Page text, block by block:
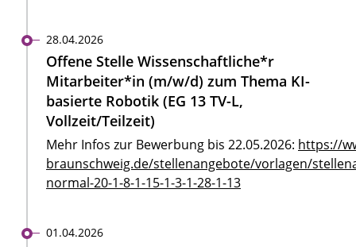
28.04.2026
Offene Stelle Wissenschaftliche*r
Mitarbeiter*in (m/w/d) zum Thema KI-
basierte Robotik (EG 13 TV-L,
Vollzeit/Teilzeit)
Mehr Infos zur Bewerbung bis 22.05.2026: https://
braunschweig.de/stellenangebote/vorlagen/
normal-20-1-8-1-15-1-3-1-28-1-13
01.04.2026